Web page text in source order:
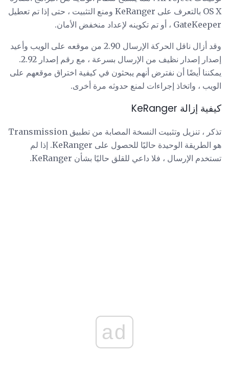
OS X بالتعرف على KeRanger ومنع التثبيت ، حتى إذا تم تعطيل
GateKeeper ، أو تم تكوينه لإعداد منخفض الأمان.
وقد أزال ناقل الحركة الإرسال 2.90 من موقعه على الويب وأعيد
إصدار إصدار نظيف من الإرسال بسرعة ، مع رقم إصدار 2.92.
يمكننا أيضًا أن نفترض أنهم يبحثون في كيفية اختراق موقعهم على
الويب ، واتخاذ إجراءات لمنع حدوثه مرة أخرى.
كيفية إزالة KeRanger
تذكر ، تنزيل وتثبيت النسخة المصابة من تطبيق Transmission
هو الطريقة الوحيدة حاليًا للحصول على KeRanger. إذا لم
تستخدم الإرسال ، فلا داعي للقلق حاليًا بشأن KeRanger.
ad